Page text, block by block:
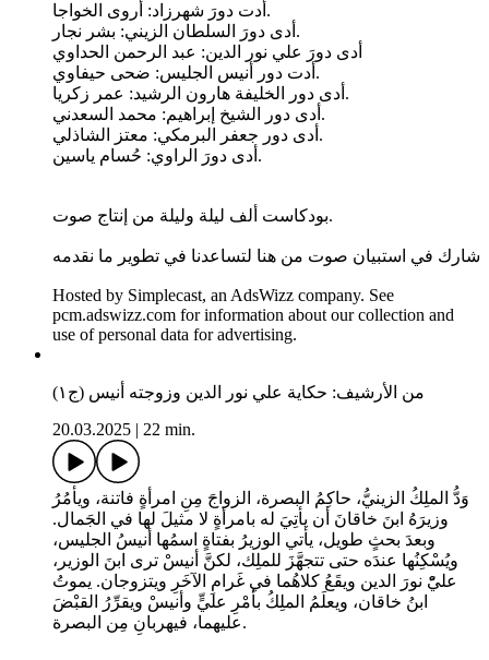
أدت دورَ شهرزاد: أروى الخواجا.
أدى دورَ السلطان الزيني: بشر نجار.
أدى دورَ علي نور الدين: عبد الرحمن الحداوي
أدت دور أنيس الجليس: ضحى حيفاوي.
أدى دور الخليفة هارون الرشيد: عمر زكريا.
أدى دور الشيخ إبراهيم: محمد السعدني.
أدى دور جعفر البرمكي: معتز الشاذلي.
أدى دورَ الراوي: حُسام ياسين.
بودكاست ألف ليلة وليلة من إنتاج صوت.
شارك في استبيان صوت من هنا لتساعدنا في تطوير ما نقدمه
Hosted by Simplecast, an AdsWizz company. See
pcm.adswizz.com for information about our collection and
use of personal data for advertising.
من الأرشيف: حكاية علي نور الدين وزوجته أنيس (ج١)
20.03.2025
22 min.
وَدُّ الملِكُ الزينيُّ، حاكِمُ البصرة، الزواجَ مِنِ امرأةٍ فاتنة، ويأمُرُ
وزيرَهُ ابنَ خاقانَ أن يأتِيَ له بامرأةٍ لا مثيلَ لها في الجَمال.
وبعدَ بحثٍ طويل، يأتي الوزيرُ بفتاةٍ اسمُها أنيسُ الجليس،
ويُسْكِنُها عندَه حتى تتجهَّزَ للملِك، لكنَّ أنيسْ ترى ابنَ الوزير،
عليّْ نورَ الدين ويقَعُ كلاهُما في غَرامِ الآخَرِ ويتزوجان. يموتُ
ابنُ خاقان، ويعلَمُ الملِكُ بأمْرِ عليٍّ وأنيسْ ويقرِّرُ القبْضَ
عليهما، فيهربانِ مِن البصرة.